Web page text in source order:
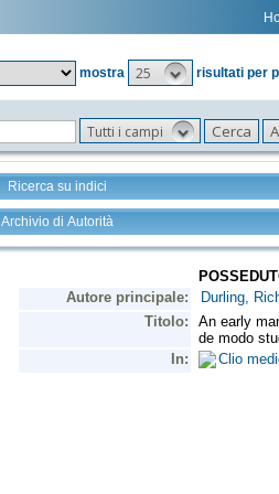
mostra
25 risultati per
Tutti i campi
Ricerca su indici
Archivio di Autorità